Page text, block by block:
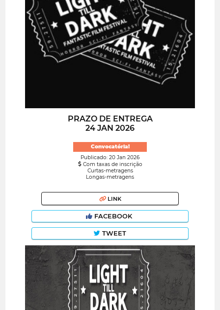
PRAZO DE ENTREGA
24 JAN 2026
Convocatória!
Publicado: 20 Jan 2026
Com taxas de inscrição
Curtas-metragens
Longas-metragens
LINK
FACEBOOK
TWEET